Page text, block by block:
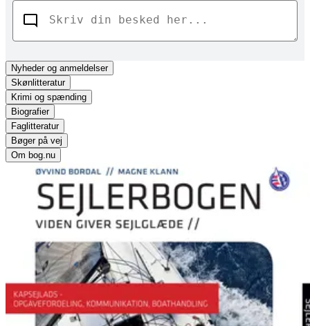
Nyhederog anmeldelser
Skønlitteratur
Krimi og spænding
Biografier
Faglitteratur
Bøger på vej
Om bog.nu